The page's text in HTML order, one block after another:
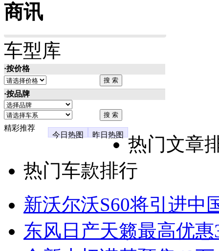
商讯
车型库
·按价格
·按品牌
精彩推荐
今日热图
昨日热图
热门文章
热门车款排行
新沃尔沃S60将引进中
东风日产天籁最高优